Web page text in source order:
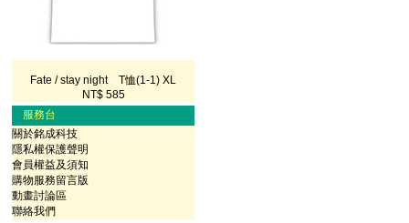
Fate / stay night T恤(1-1) XL
NT$ 585
服務台
關於銘成科技
隱私權保護聲明
會員權益及須知
購物服務留言版
動畫討論區
聯絡我們